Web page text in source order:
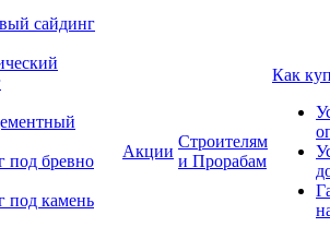
сайдинг
под бревно
под камень
Акции
Строителям
и Прорабам
Как